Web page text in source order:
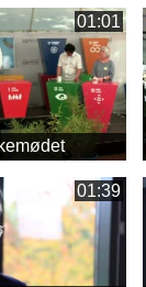
01:01
01:39